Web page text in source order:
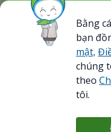
Sơ đồ website
@ 2023 Bamboo
Reserved.
Business
Bằng
bạn
mật,
chúng
theo
tôi.